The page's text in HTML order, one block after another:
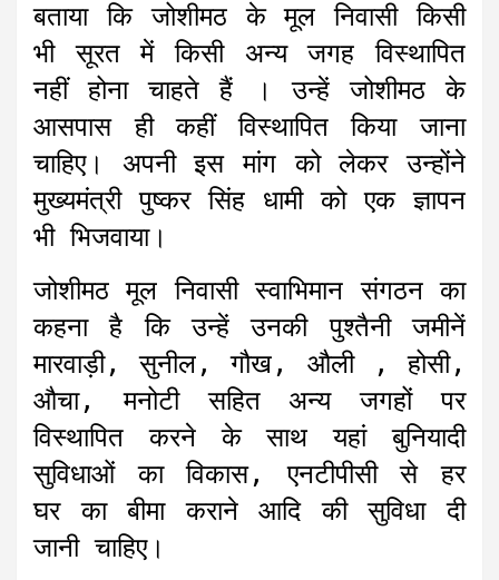
बताया कि जोशीमठ के मूल निवासी किसी
भी सूरत में किसी अन्य जगह विस्थापित
नहीं होना चाहते हैं । उन्हें जोशीमठ के
आसपास ही कहीं विस्थापित किया जाना
चाहिए। अपनी इस मांग को लेकर उन्होंने
मुख्यमंत्री पुष्कर सिंह धामी को एक ज्ञापन
भी भिजवाया।
जोशीमठ मूल निवासी स्वाभिमान संगठन का
कहना है कि उन्हें उनकी पुश्तैनी जमीनें
मारवाड़ी, सुनील, गौख, औली , होसी,
औचा, मनोटी सहित अन्य जगहों पर
विस्थापित करने के साथ यहां बुनियादी
सुविधाओं का विकास, एनटीपीसी से हर
घर का बीमा कराने आदि की सुविधा दी
जानी चाहिए।